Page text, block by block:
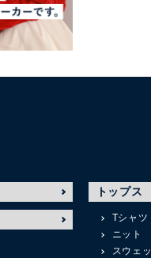
トップス
Tシャツ
ニット
スウェ